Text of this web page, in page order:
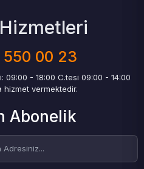
550 00 23
- 18:00 C.tesi 09:00 - 14:00
hizmet vermektedir.
Abonelik